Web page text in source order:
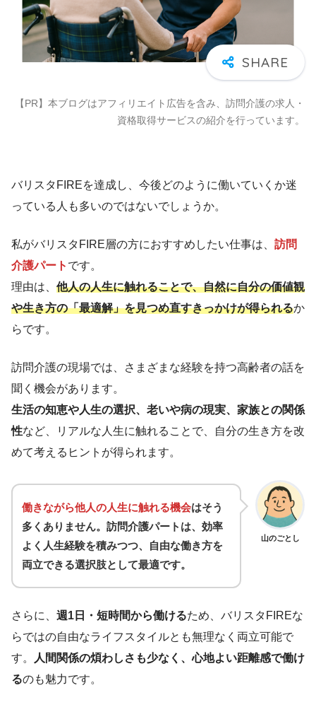
【PR】本ブログはアフィリエイト広告を含み、訪問介護の求人・
資格取得サービスの紹介を行っています。
バリスタFIREを達成し、今後どのように働いていくか迷
っている人も多いのではないでしょうか。
私がバリスタFIRE層の方におすすめしたい仕事は、 訪問
介護パート です。
理由は、 他人の人生に触れることで、自然に自分の価値観
や生き方の「最適解」を見つめ直すきっかけが得られるか
らです。
訪問介護の現場では、さまざまな経験を持つ高齢者の話を
聞く機会があります。
生活の知恵や人生の選択、老いや病の現実、家族との関係
性など、リアルな人生に触れることで、自分の生き方を改
めて考えるヒントが得られます。
山のごとし
働きながら他人の人生に触れる機会はそう
多くありません。訪問介護パートは、効率
よく人生経験を積みつつ、自由な働き方を
両立できる選択肢として最適です。
さらに、 週1日・短時間から働けるため、バリスタFIREな
らではの自由なライフスタイルとも無理なく両立可能で
す。
人間関係の煩わしさも少なく、心地よい距離感で働け
るのも魅力です。